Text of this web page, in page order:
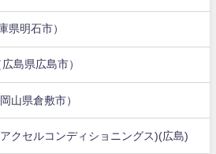
県明石市）
島県広島市）
山県倉敷市）
クセルコンディショニングス)(広島)